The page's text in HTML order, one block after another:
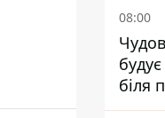
08:00
біля
на